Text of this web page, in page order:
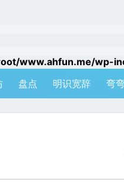
www.ahfun.me/wp-
盘点 明识宽辞 弯